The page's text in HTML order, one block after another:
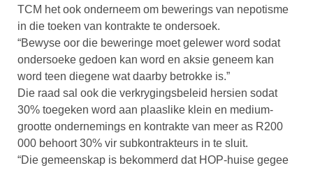
TCM het ook onderneem om bewerings van nepotisme
in die toeken van kontrakte te ondersoek.
“Bewyse oor die beweringe moet gelewer word sodat
ondersoeke gedoen kan word en aksie geneem kan
word teen diegene wat daarby betrokke is.”
Die raad sal ook die verkrygingsbeleid hersien sodat
30% toegeken word aan plaaslike klein en medium-
grootte ondernemings en kontrakte van meer as R200
000 behoort 30% vir subkontrakteurs in te sluit.
“Die gemeenskap is bekommerd dat HOP-huise gegee